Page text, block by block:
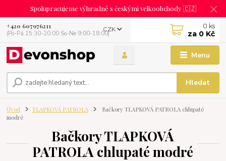
Spolupracujeme výhradně s českými velkoobchody 🇨🇿
Menu
CZK
Hledat
+420 607976211
(Po-Pá 15:30-20:00 So-Ne 9:00-18:00)
0 ks
za 0 Kč
Úvod TLAPKOVÁ PATROLA
Bačkory TLAPKOVÁ PATROLA chlupaté
modré
Bačkory TLAPKOVÁ
PATROLA chlupaté modré